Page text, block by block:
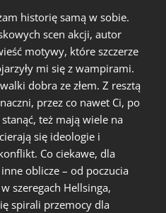
historię samą w sobie.
scen akcji, autor
motywy, które szczerze
mi się z wampirami.
dobra ze złem. Z resztą
przez co nawet Ci, po
też mają wiele na
się ideologie i
Co ciekawe, dla
oblicze – od poczucia
szeregach Hellsinga,
spirali przemocy dla